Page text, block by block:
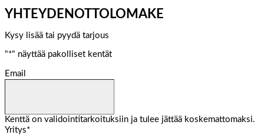
YHTEYDENOTTOLOMAKE
Kysy lisää tai pyydä tarjous
"*" näyttää pakolliset kentät
Email
Kenttä on validointitarkoituksiin ja tulee jättää koskemattomaksi.
Yritys*